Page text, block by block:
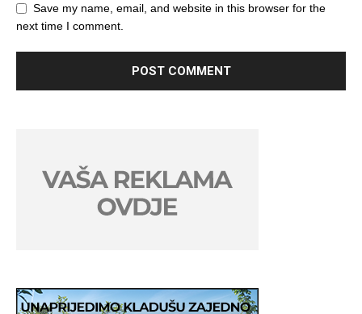
Save my name, email, and website in this browser for the
next time I comment.